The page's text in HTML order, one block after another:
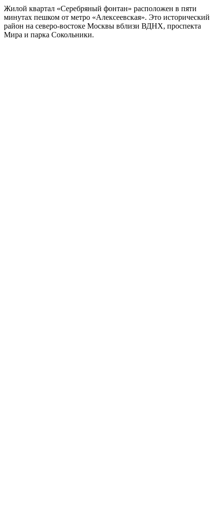
Жилой квартал «Серебряный фонтан» расположен в пяти
минутах пешком от метро «Алексеевская». Это исторический
район на северо-востоке Москвы вблизи ВДНХ, проспекта
Мира и парка Сокольники.